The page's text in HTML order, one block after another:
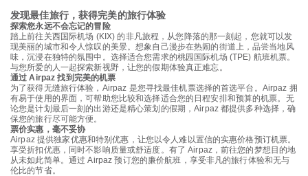
发现最佳旅行，获得完美的旅行体验
探索您永远不会忘记的冒险
踏上前往关西国际机场 (KIX) 的非凡旅程，从您降落的那一刻起，您就可以发
现美丽的城市和令人惊叹的美景。想象自己漫步在热闹的街道上，品尝当地风
味，沉浸在独特的氛围中。选择适合您需求的桃园国际机场 (TPE) 航班机票。
与您所爱的人一起探索新视野，让您的假期体验真正难忘。
通过 Airpaz 找到完美的机票
为了获得无缝旅行体验，Airpaz 是您寻找最佳机票选择的首选平台。Airpaz 拥
有易于使用的界面，可帮助您比较和选择适合您的日程安排和预算的机票。无
论您是计划最后一刻的出游还是精心策划的假期，Airpaz 都提供多种选择，确
保您的旅行尽可能方便。
票价实惠，毫不妥协
Airpaz 提供独家优惠和特别优惠，让您以令人难以置信的实惠价格预订机票。
享受折扣优惠，同时不影响质量或舒适度。有了 Airpaz，前往您的梦想目的地
从未如此简单。通过 Airpaz 预订您的廉价航班，享受非凡的旅行体验和无与
伦比的节省。